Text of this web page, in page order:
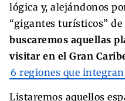
lógica y, alejándonos
“gigantes turísticos”
buscaremos aquellas
visitar en el Gran
6 regiones que
Listaremos aquellos